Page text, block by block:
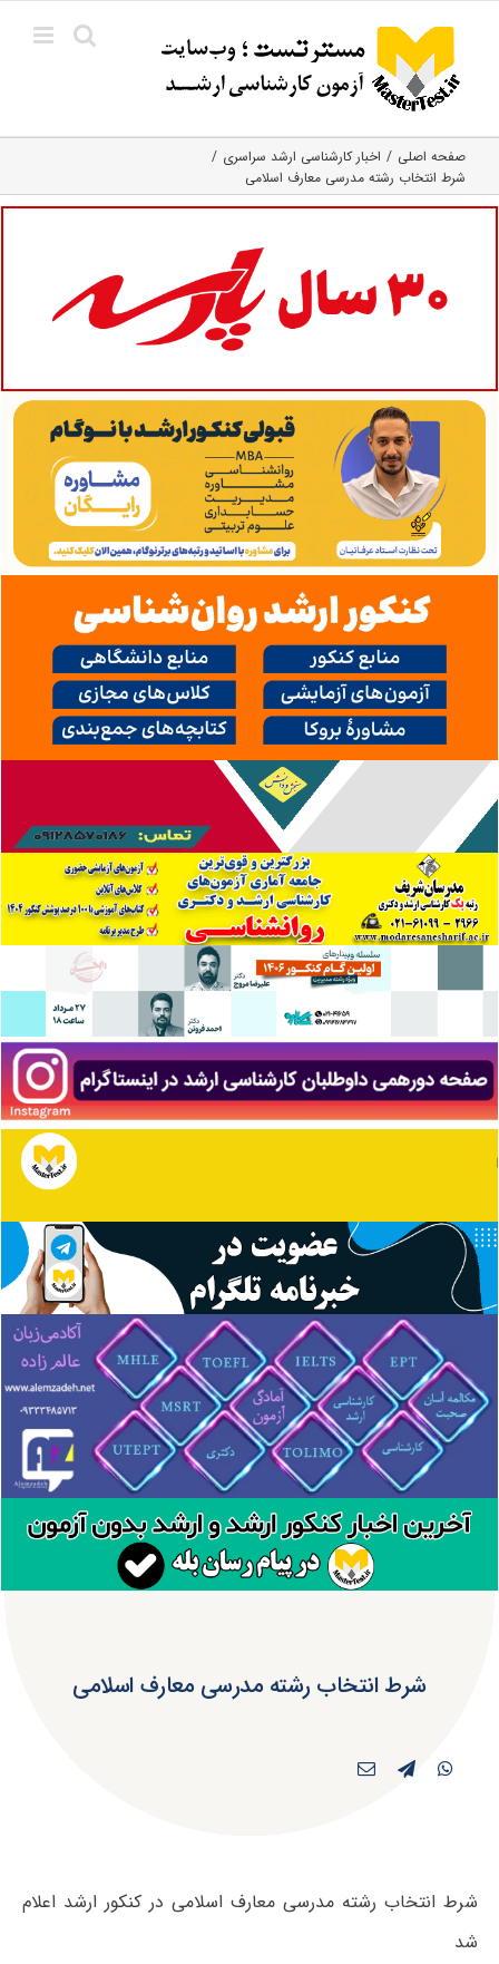
content
صفحه اصلی
اخبار کارشناسی ارشد سراسری
شرط انتخاب رشته مدرسی معارف اسلامی
شرط انتخاب رشته مدرسی معارف اسلامی
شرط انتخاب رشته مدرسی معارف اسلامی در کنکور ارشد اعلام
شد